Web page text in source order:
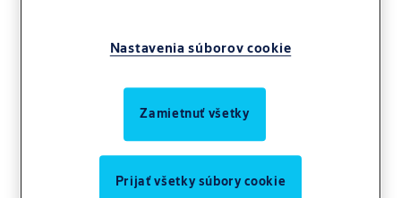
Nastavenia súborov cookie
Zamietnuť všetky
Prijať všetky súbory cookie